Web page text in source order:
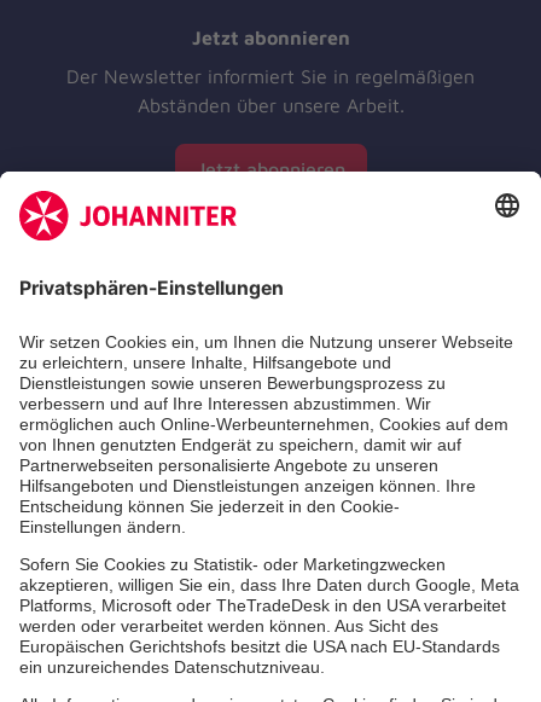
Jetzt abonnieren
Der Newsletter informiert Sie in regelmäßigen
Abständen über unsere Arbeit.
Jetzt abonnieren
Aus- & Fortbildungen
Jobs & Ehrenamt
Spendenprojekte
Johanniter-Jugend
Einrichtungen